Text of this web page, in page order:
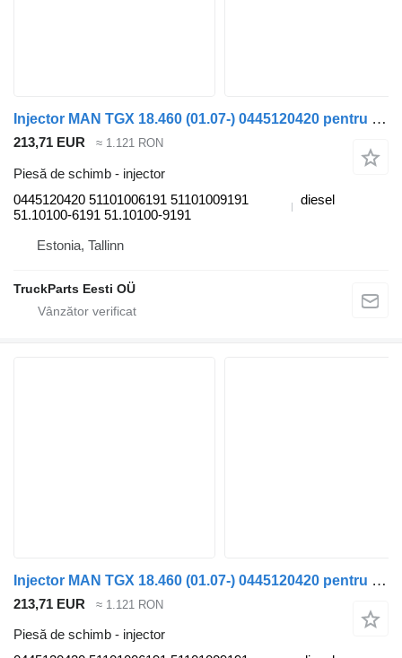
Injector MAN TGX 18.460 (01.07-) 0445120420 pentru cap tractor MAN TGL, TGM, TGS, TGX (2005-2021)
213,71 EUR ≈ 1.121 RON
Piesă de schimb - injector
0445120420 51101006191 51101009191
51.10100-6191 51.10100-9191
diesel
Estonia, Tallinn
TruckParts Eesti OÜ
Injector MAN TGX 18.460 (01.07-) 0445120420 pentru cap tractor MAN TGL, TGM, TGS, TGX (2005-2021)
213,71 EUR ≈ 1.121 RON
Piesă de schimb - injector